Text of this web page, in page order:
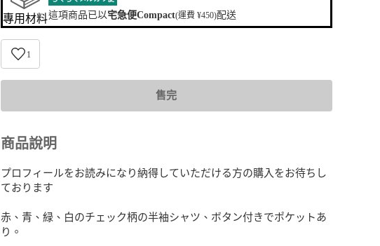
專用材料這項商品已以宅急便Compact(運費 ¥450)配送
1
售完
商品說明
プロフィールをお読みになり納得していただける方の購入をお待ちし
ております
赤、青、緑、白のチェック柄の半袖シャツ、ボタン付きでポケットあ
り。